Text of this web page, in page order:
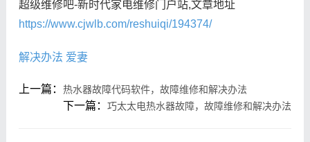
超级维修吧-新时代家电维修门户站,文章地址
https://www.cjwlb.com/reshuiqi/194374/
解决办法 爱妻
上一篇： 热水器故障代码软件，故障维修和解决办法
下一篇：巧太太电热水器故障，故障维修和解决办法